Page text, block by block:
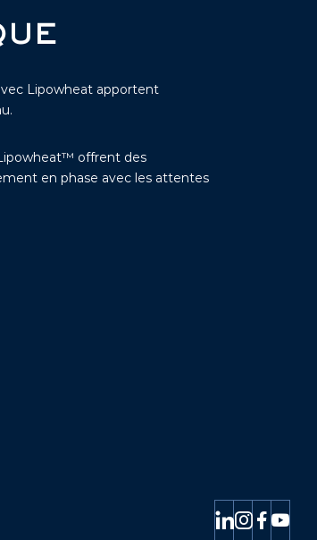
Lipowheat apportent
offrent des
en phase avec les attentes